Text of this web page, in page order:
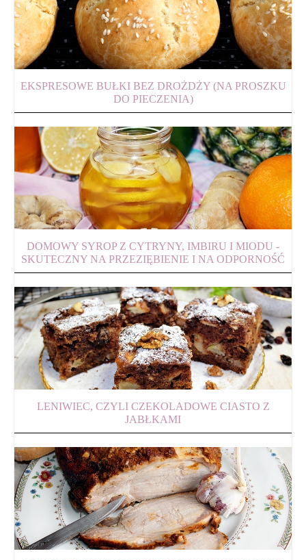
EKSPRESOWE BUŁKI BEZ DROŻDŻY (NA PROSZKU
DO PIECZENIA)
DOMOWY SYROP Z CYTRYNY, IMBIRU I MIODU -
SKUTECZNY NA PRZEZIĘBIENIE I NA ODPORNOŚĆ
LENIWIEC, CZYLI CZEKOLADOWE CIASTO Z
JABŁKAMI